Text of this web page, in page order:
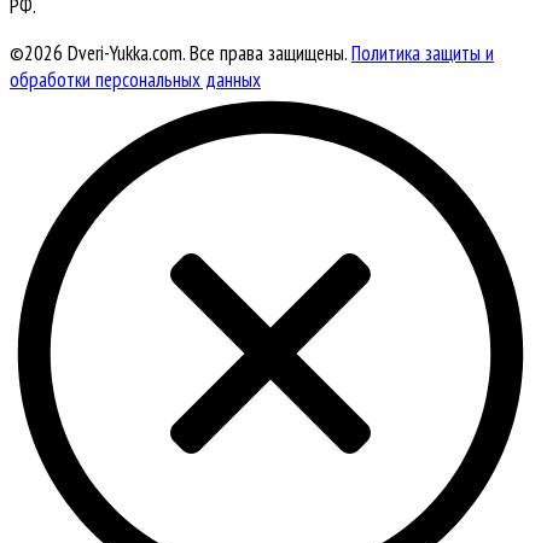
РФ.
©2026 Dveri-Yukka.com. Все права защищены.Политика защиты и
обработки персональных данных